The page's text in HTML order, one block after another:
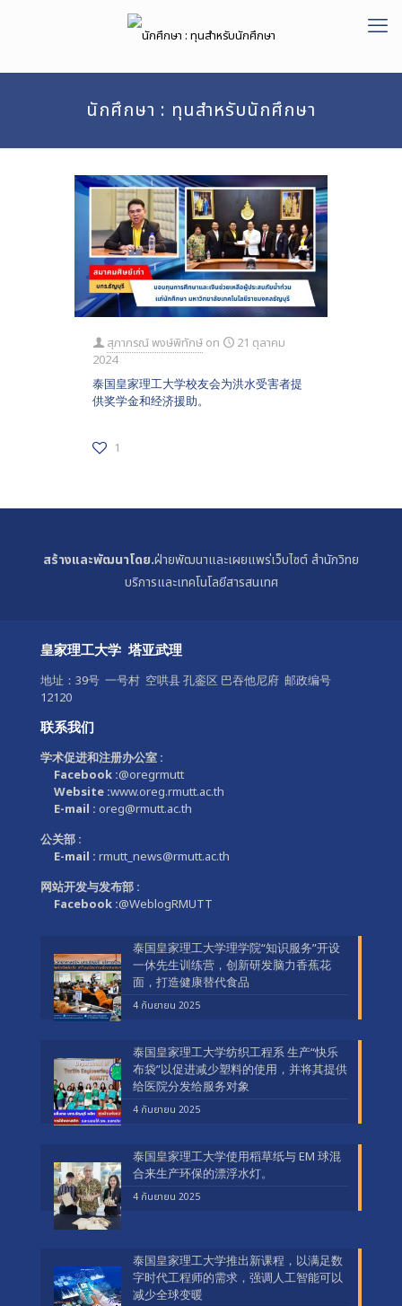
นักศึกษา : ทุนสำหรับนักศึกษา
สุภาภรณ์ พงษ์พิทักษ์ on
21 ตุลาคม
2024
泰国皇家理工大学校友会为洪水受害者提
供奖学金和经济援助。
1
สร้างและพัฒนาโดย.ฝ่ายพัฒนาและเผยแพร่เว็บไซต์ สำนักวิทย
บริการและเทคโนโลยีสารสนเทศ
皇家理工大学 塔亚武理
地址：39号 一号村 空哄县 孔銮区 巴吞他尼府 邮政编号
12120
联系我们
学术促进和注册办公室 :
Facebook :@oregrmutt
Website :www.oreg.rmutt.ac.th
E-mail : oreg@rmutt.ac.th
公关部 :
E-mail : rmutt_news@rmutt.ac.th
网站开发与发布部 :
Facebook :@WeblogRMUTT
泰国皇家理工大学理学院“知识服务”开设
一休先生训练营，创新研发脑力香蕉花
面，打造健康替代食品
4 กันยายน 2025
泰国皇家理工大学纺织工程系 生产“快乐
布袋”以促进减少塑料的使用，并将其提供
给医院分发给服务对象
4 กันยายน 2025
泰国皇家理工大学使用稻草纸与 EM 球混
合来生产环保的漂浮水灯。
4 กันยายน 2025
泰国皇家理工大学推出新课程，以满足数
字时代工程师的需求，强调人工智能可以
减少全球变暖